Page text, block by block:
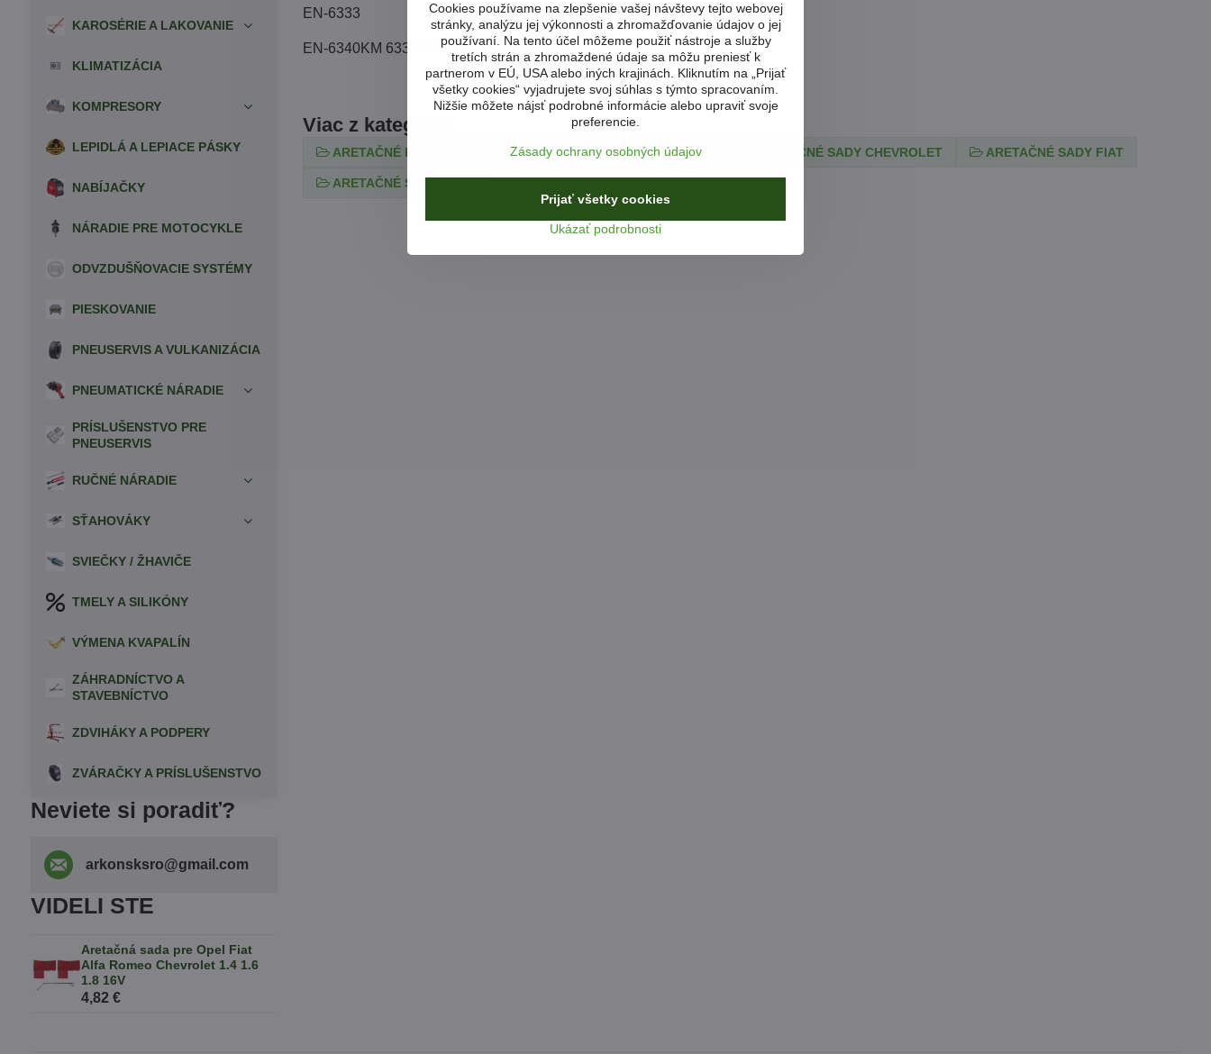
EN-6333
EN-6340KM 6333KM 63402 000 012 100
Viac z kategórie
ARETAČNÉ PRÍPRAVKY ARETAČNÉ SADY ALFA ROMEO ARETAČNÉ SADY CHEVROLET ARETAČNÉ SADY FIAT
ARETAČNÉ SADY OPEL
KAROSÉRIE A LAKOVANIE
KLIMATIZÁCIA
KOMPRESORY
LEPIDLÁ A LEPIACE PÁSKY
NABÍJAČKY
NÁRADIE PRE MOTOCYKLE
ODVZDUŠŇOVACIE SYSTÉMY
PIESKOVANIE
PNEUSERVIS A VULKANIZÁCIA
PNEUMATICKÉ NÁRADIE
PRÍSLUŠENSTVO PRE
PNEUSERVIS
RUČNÉ NÁRADIE
SŤAHOVÁKY
SVIEČKY / ŽHAVIČE
TMELY A SILIKÓNY
VÝMENA KVAPALÍN
ZÁHRADNÍCTVO A
STAVEBNÍCTVO
ZDVIHÁKY A PODPERY
ZVÁRAČKY A PRÍSLUŠENSTVO
Neviete si poradiť?
arkonsksro​@gmail​.com
VIDELI STE
Aretačná sada pre Opel Fiat
Alfa Romeo Chevrolet 1.4 1.6
1.8 16V
4,82 €
Cookies používame na zlepšenie vašej návštevy tejto webovej
stránky, analýzu jej výkonnosti a zhromažďovanie údajov o jej
používaní. Na tento účel môžeme použiť nástroje a služby
tretích strán a zhromaždené údaje sa môžu preniesť k
partnerom v EÚ, USA alebo iných krajinách. Kliknutím na „Prijať
všetky cookies“ vyjadrujete svoj súhlas s týmto spracovaním.
Nižšie môžete nájsť podrobné informácie alebo upraviť svoje
preferencie.
Zásady ochrany osobných údajov
Ukázať podrobnosti
Prijať všetky cookies